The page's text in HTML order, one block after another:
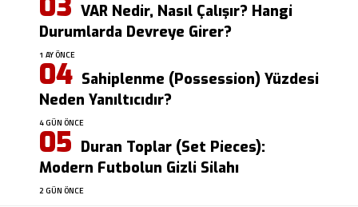
VAR Nedir, Nasıl Çalışır? Hangi
Durumlarda Devreye Girer?
1 AY ÖNCE
Sahiplenme (Possession) Yüzdesi
Neden Yanıltıcıdır?
4 GÜN ÖNCE
Duran Toplar (Set Pieces):
Modern Futbolun Gizli Silahı
2 GÜN ÖNCE